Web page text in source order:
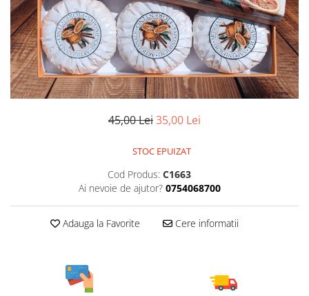
45,00 Lei35,00 Lei
STOC EPUIZAT
Cod Produs: C1663
Ai nevoie de ajutor? 0754068700
Adauga la Favorite Cere informatii